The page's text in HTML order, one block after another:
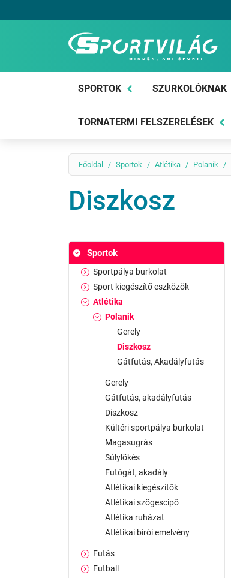
Sportvilág
SPORTOK SZURKOLÓKNAK
TORNATERMI FELSZERELÉSEK
Főoldal Sportok Atlétika Polanik
Diszkosz
Sportok
Sportpálya burkolat
Sport kiegészítő eszközök
Atlétika
Polanik
Gerely
Diszkosz
Gátfutás, Akadályfutás
Gerely
Gátfutás, akadályfutás
Diszkosz
Kültéri sportpálya burkolat
Magasugrás
Súlylökés
Futógát, akadály
Atlétikai kiegészítők
Atlétikai szögescipő
Atlétika ruházat
Atlétikai bírói emelvény
Futás
Futball